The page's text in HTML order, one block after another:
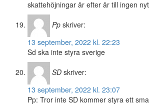
skattehöjningar år efter år till ingen
Pp skriver:
13 september, 2022 kl. 22:23
Sd ska inte styra sverige
SD skriver:
13 september, 2022 kl. 23:07
Pp: Tror inte SD kommer styra ett